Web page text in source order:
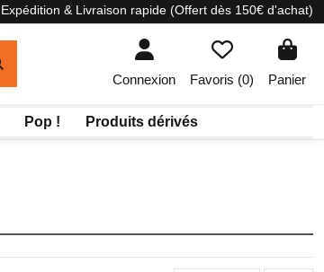
Expédition & Livraison rapide (Offert dès 150€ d'achat)
Connexion Favoris (0) Panier
Pop ! Produits dérivés